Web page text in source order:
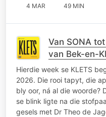
4 MAR 49 MIN
Van SONA
van Bek-en-
Hierdie week se KLETS
2026. Die rooi tapyt, die
bly oor, ná al die woorde?
se blink ligte na die
gesels met Dr Theo de